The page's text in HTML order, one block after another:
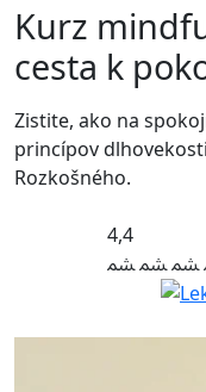
Kurz
cesta k
Zistite, ako na
princípov
Rozkošného.
4,4